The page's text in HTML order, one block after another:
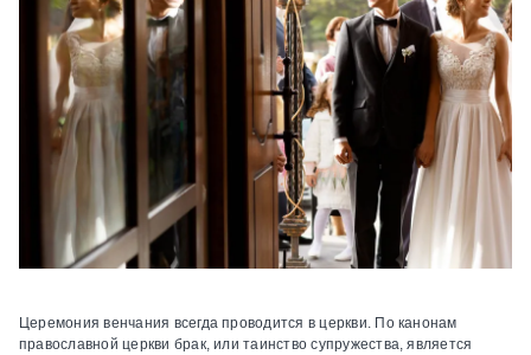
Церемония венчания всегда проводится в церкви. По канонам
православной церкви брак, или таинство супружества, является